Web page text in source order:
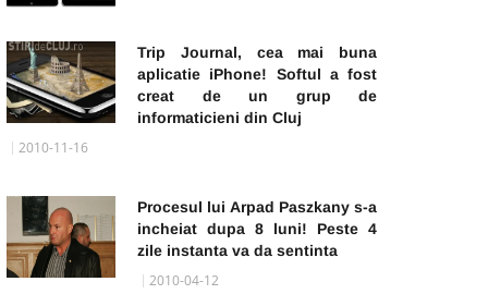
Trip Journal, cea mai buna
aplicatie iPhone! Softul a fost
creat de un grup de
informaticieni din Cluj
2010-11-16
Procesul lui Arpad Paszkany s-a
incheiat dupa 8 luni! Peste 4
zile instanta va da sentinta
2010-04-12